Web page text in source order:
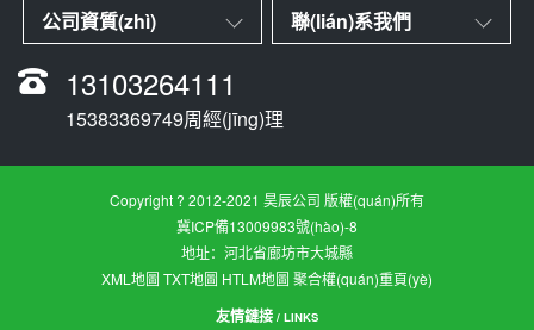
公司資質(zhì) 聯(lián)系我們
13103264111
15383369749周經(jīng)理
Copyright ? 2012-2021 昊辰公司 版權(quán)所有
冀ICP備13009983號(hào)-8
地址：河北省廊坊市大城縣
XML地圖 TXT地圖 HTLM地圖 聚合權(quán)重頁(yè)
友情鏈接 / LINKS